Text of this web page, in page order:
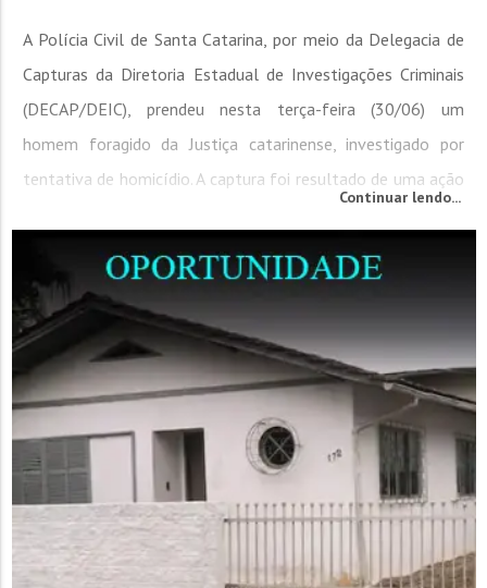
A Polícia Civil de Santa Catarina, por meio da Delegacia de
Capturas da Diretoria Estadual de Investigações Criminais
(DECAP/DEIC), prendeu nesta terça-feira (30/06) um
homem foragido da Justiça catarinense, investigado por
tentativa de homicídio. A captura foi resultado de uma ação
do Sul. A prisão foi possível graças a um trabalho...
Continuar lendo...